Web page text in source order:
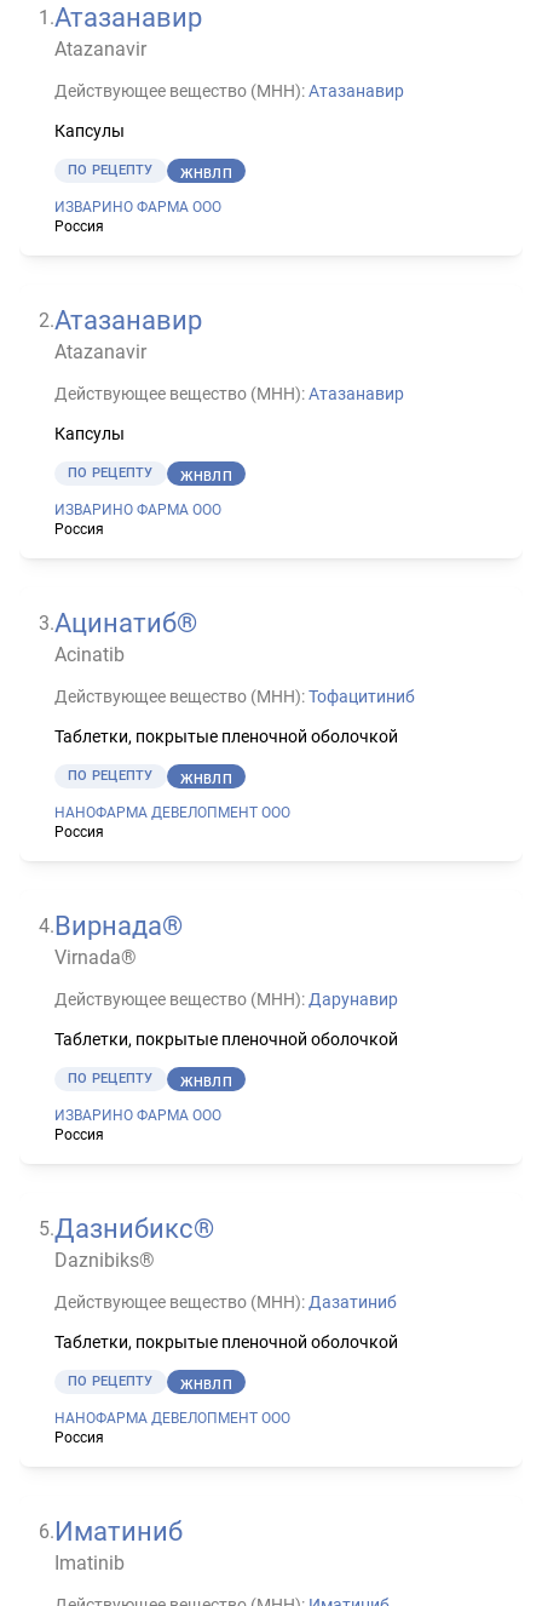
1 .Атазанавир
Atazanavir
Действующее вещество (МНН):Атазанавир
Капсулы
ПО РЕЦЕПТУ ЖНВЛП
ИЗВАРИНО ФАРМА ООО
Россия
2.Атазанавир
Atazanavir
Действующее вещество (МНН):Атазанавир
Капсулы
ПО РЕЦЕПТУ ЖНВЛП
ИЗВАРИНО ФАРМА ООО
Россия
3.Ацинатиб®
Acinatib
Действующее вещество (МНН):Тофацитиниб
Таблетки, покрытые пленочной оболочкой
ПО РЕЦЕПТУ ЖНВЛП
НАНОФАРМА ДЕВЕЛОПМЕНТ ООО
Россия
4.Вирнада®
Virnada®
Действующее вещество (МНН): Дарунавир
Таблетки, покрытые пленочной оболочкой
ПО РЕЦЕПТУ ЖНВЛП
ИЗВАРИНО ФАРМА ООО
Россия
5.Дазнибикс®
Daznibiks®
Действующее вещество (МНН): Дазатиниб
Таблетки, покрытые пленочной оболочкой
ПО РЕЦЕПТУ ЖНВЛП
НАНОФАРМА ДЕВЕЛОПМЕНТ ООО
Россия
6.Иматиниб
Imatinib